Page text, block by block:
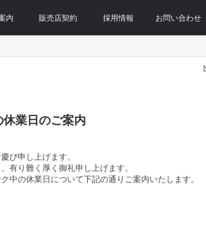
内 販売店契約 採用情報 お問い合わせ
業日のご案内
び申し上げます。
有り難く厚く御礼申し上げます。
中の休業日について下記の通りご案内いたします。